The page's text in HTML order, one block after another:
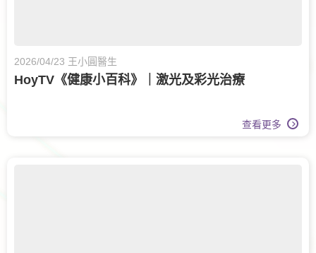
2026/04/23 王小圓醫生
HoyTV《健康小百科》｜激光及彩光治療
查看更多